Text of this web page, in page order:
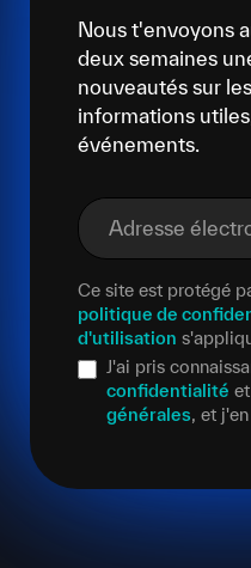
Nous t'envoyons
deux semaines
nouveautés sur
informations
événements.
Adresse
Ce site est protégé
politique de
d'utilisation
J'ai pris
confidentialité
générales, et